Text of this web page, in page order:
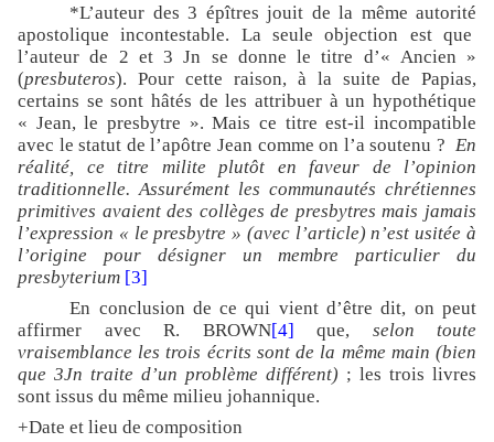
*L’auteur des 3 épîtres jouit de la même autorité
apostolique incontestable. La seule objection est que
l’auteur de 2 et 3 Jn se donne le titre d’« Ancien »
(presbuteros). Pour cette raison, à la suite de Papias,
certains se sont hâtés de les attribuer à un hypothétique
« Jean, le presbytre ». Mais ce titre est-il incompatible
avec le statut de l’apôtre Jean comme on l’a soutenu ? En
réalité, ce titre milite plutôt en faveur de l’opinion
traditionnelle. Assurément les communautés chrétiennes
primitives avaient des collèges de presbytres mais jamais
l’expression « le presbytre » (avec l’article) n’est usitée à
l’origine pour désigner un membre particulier du
presbyterium [3]
En conclusion de ce qui vient d’être dit, on peut
affirmer avec R. BROWN[4] que, selon toute
vraisemblance les trois écrits sont de la même main (bien
que 3Jn traite d’un problème différent) ; les trois livres
sont issus du même milieu johannique.
+Date et lieu de composition